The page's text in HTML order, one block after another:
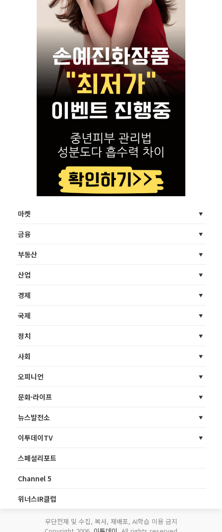
마켓
금융
부동산
산업
경제
국제
정치
사회
오피니언
문화·라이프
뉴스발전소
이투데이TV
스페셜리포트
Channel 5
위너스IR클럽
무단전재 및 수집, 복사, 재배포, AI학습 이용 금지